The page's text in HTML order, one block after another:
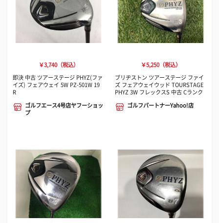
￥3,740（税込）
即決 中古 ツアーステージ PHYZ(ファ
イズ) フェアウェイ 5W PZ-501W 19
R
ゴルフエース4号店ヤフーショッ
プ
￥5,250（税込）
ブリヂストン ツアーステージ ファイ
ズ フェアウェイウッド TOURSTAGE
PHYZ 3W フレックスS 中古 Cランク
ゴルフパートナーYahoo!店